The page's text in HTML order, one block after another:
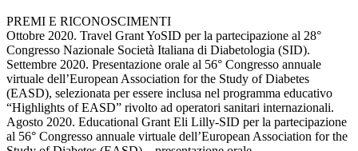
PREMI E RICONOSCIMENTI
Ottobre 2020. Travel Grant YoSID per la partecipazione al 28°
Congresso Nazionale Società Italiana di Diabetologia (SID).
Settembre 2020. Presentazione orale al 56° Congresso annuale
virtuale dell’European Association for the Study of Diabetes
(EASD), selezionata per essere inclusa nel programma educativo
“Highlights of EASD” rivolto ad operatori sanitari internazionali.
Agosto 2020. Educational Grant Eli Lilly-SID per la partecipazione
al 56° Congresso annuale virtuale dell’European Association for the